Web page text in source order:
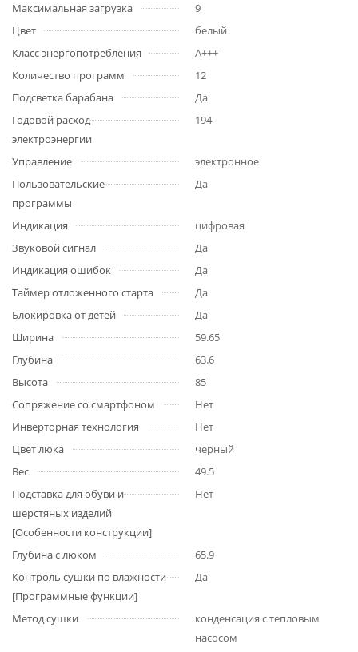
Максимальная загрузка
9
Цвет
белый
Класс энергопотребления
A+++
Количество программ
12
Подсветка барабана
Да
Годовой расход
электроэнергии
194
Управление
электронное
Пользовательские
программы
Да
Индикация
цифровая
Звуковой сигнал
Да
Индикация ошибок
Да
Таймер отложенного старта
Да
Блокировка от детей
Да
Ширина
59.65
Глубина
63.6
Высота
85
Сопряжение со смартфоном
Нет
Инверторная технология
Нет
Цвет люка
черный
Вес
49.5
Подставка для обуви и
шерстяных изделий
[Особенности конструкции]
Нет
Глубина с люком
65.9
Контроль сушки по влажности
[Программные функции]
Да
Метод сушки
конденсация с тепловым
насосом